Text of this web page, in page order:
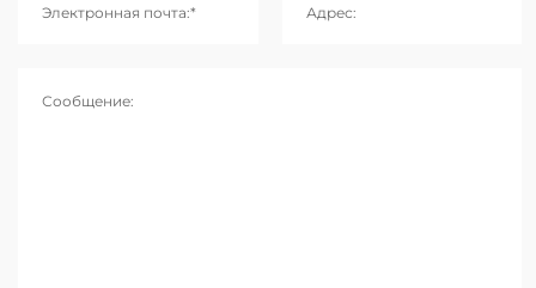
Электронная почта:* Адрес:
Сообщение: